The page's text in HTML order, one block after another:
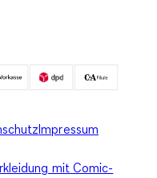
Impressum
mit Comic-